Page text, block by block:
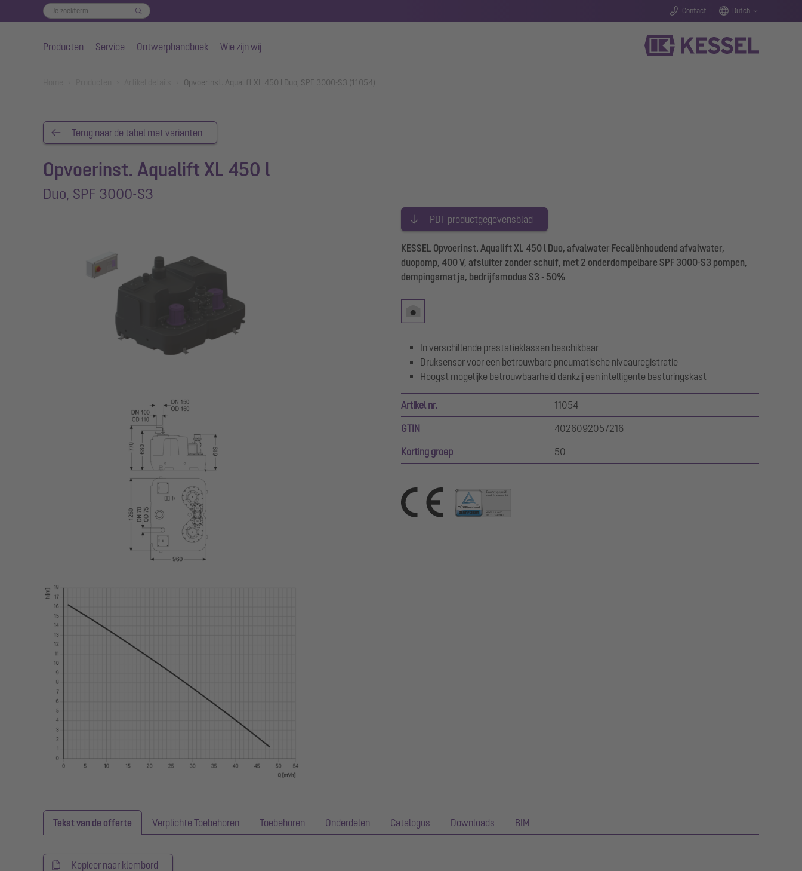
Contact Dutch
Producten Service Ontwerphandboek Wie zijn wij
Opvoerinst. Aqualift XL 450 l Duo, SPF 3000-S3 (11054)
Terug naar de tabel met varianten
Opvoerinst. Aqualift XL 450 l
Duo, SPF 3000-S3
PDF productgegevensblad
KESSEL Opvoerinst. Aqualift XL 450 l Duo, afvalwater Fecaliënhoudend afvalwater,
duopomp, 400 V, afsluiter zonder schuif, met 2 onderdompelbare SPF 3000-S3 pompen,
dempingsmat ja, bedrijfsmodus S3 - 50%
In verschillende prestatieklassen beschikbaar
Druksensor voor een betrouwbare pneumatische niveauregistratie
Hoogst mogelijke betrouwbaarheid dankzij een intelligente besturingskast
Artikel nr. 11054
GTIN 4026092057216
Korting groep 50
Tekst van de offerte Verplichte Toebehoren Toebehoren Onderdelen Catalogus Downloads BIM
Kopieer naar klembord